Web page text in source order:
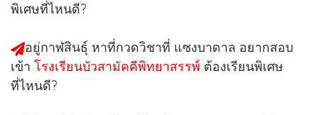
พิเศษที่ไหนดี?
อยู่กาฬสินธุ์ หาที่กวดวิชาที่ แซงบาดาล อยากสอบ
เข้า โรงเรียนบัวสามัคคีพิทยาสรรพ์ ต้องเรียนพิเศษ
ที่ไหนดี?